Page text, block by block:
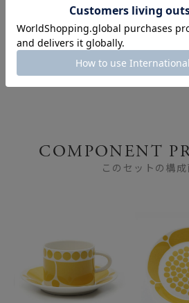
ブランド食器を使って、
おうちでたのしむアフタ
ヌーンティー ～お皿 ＆
COMPONENT
このセットの構成